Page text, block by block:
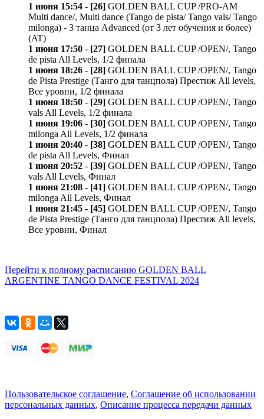
1 июня 15:54 - [26] GOLDEN BALL CUP /PRO-AM
Multi dance/, Multi dance (Tango de pista/ Tango vals/ Tango
milonga) - 3 танца Advanced (от 3 лет обучения и более)
(AT)
1 июня 17:50 - [27] GOLDEN BALL CUP /OPEN/, Tango
de pista All Levels, 1/2 финала
1 июня 18:26 - [28] GOLDEN BALL CUP /OPEN/, Tango
de Pista Prestige (Танго для танцпола) Престиж All levels,
Все уровни, 1/2 финала
1 июня 18:50 - [29] GOLDEN BALL CUP /OPEN/, Tango
vals All Levels, 1/2 финала
1 июня 19:06 - [30] GOLDEN BALL CUP /OPEN/, Tango
milonga All Levels, 1/2 финала
1 июня 20:40 - [38] GOLDEN BALL CUP /OPEN/, Tango
de pista All Levels, Финал
1 июня 20:52 - [39] GOLDEN BALL CUP /OPEN/, Tango
vals All Levels, Финал
1 июня 21:08 - [41] GOLDEN BALL CUP /OPEN/, Tango
milonga All Levels, Финал
1 июня 21:45 - [45] GOLDEN BALL CUP /OPEN/, Tango
de Pista Prestige (Танго для танцпола) Престиж All levels,
Все уровни, Финал
Перейти к полному расписанию GOLDEN BALL
ARGENTINE TANGO DANCE FESTIVAL 2024
Пользовательское соглашение, Соглашение об использовании
персональных данных, Описание процесса передачи данных